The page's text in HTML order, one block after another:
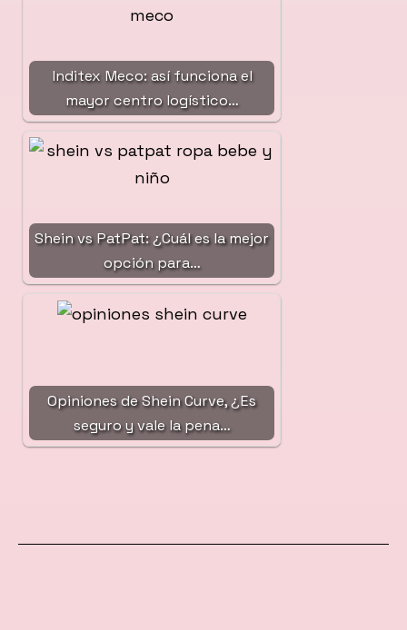
Inditex Meco: así funciona el
mayor centro logístico…
Shein vs PatPat: ¿Cuál es la mejor
opción para…
Opiniones de Shein Curve, ¿Es
seguro y vale la pena…